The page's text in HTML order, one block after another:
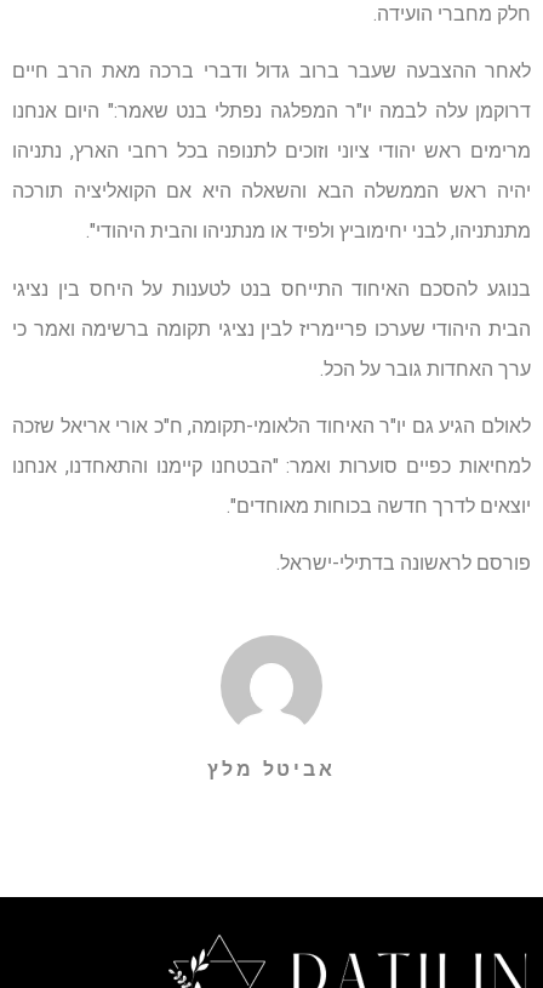
חלק מחברי הועידה.
לאחר ההצבעה שעבר ברוב גדול ודברי ברכה מאת הרב חיים
דרוקמן עלה לבמה יו"ר המפלגה נפתלי בנט שאמר:" היום אנחנו
מרימים ראש יהודי ציוני וזוכים לתנופה בכל רחבי הארץ, נתניהו
יהיה ראש הממשלה הבא והשאלה היא אם הקואליציה תורכה
מתנתניהו, לבני יחימוביץ ולפיד או מנתניהו והבית היהודי".
בנוגע להסכם האיחוד התייחס בנט לטענות על היחס בין נציגי
הבית היהודי שערכו פריימריז לבין נציגי תקומה ברשימה ואמר כי
ערך האחדות גובר על הכל.
לאולם הגיע גם יו"ר האיחוד הלאומי-תקומה, ח"כ אורי אריאל שזכה
למחיאות כפיים סוערות ואמר: "הבטחנו קיימנו והתאחדנו, אנחנו
יוצאים לדרך חדשה בכוחות מאוחדים".
פורסם לראשונה בדתילי-ישראל.
אביטל מלץ